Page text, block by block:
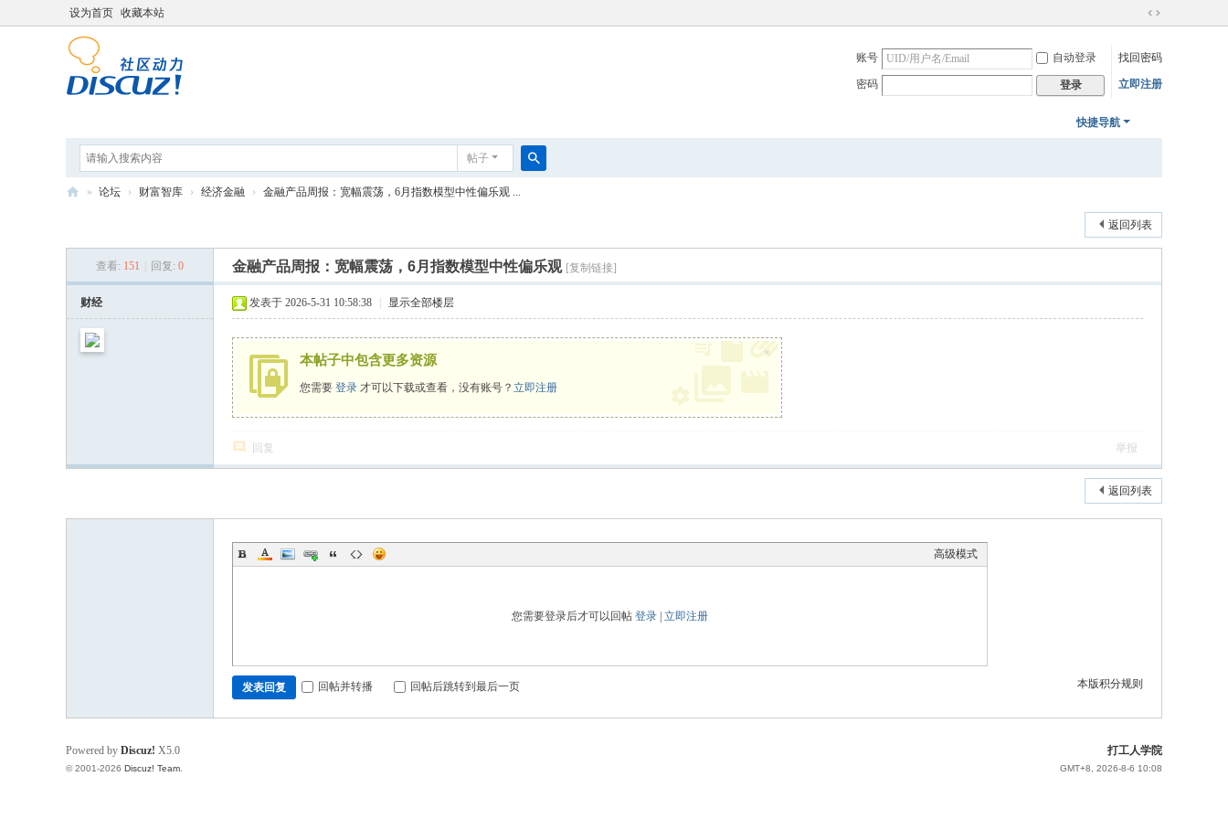
设为首页 收藏本站
切
到
宽
版
账号 自动登录 找回密码
密码 登录 立即注册
快捷导航
帖子
工
» 论坛 › 财富智库 › 经济金融 › 金融产品周报：宽幅震荡，6月指数模型中性偏乐观 ...
返回列表
查看: 151 回复: 0 金融产品周报：宽幅震荡，6月指数模型中性偏乐观 [复制链接]
财经 发表于 2026-5-31 10:58:38 显示全部楼层
本帖子中包含更多资源
您需要 登录 才可以下载或查看，没有账号？ 立即注册
×
回复 举报
返回列表
高级模式
您需要登录后才可以回帖 登录 立即注册
本版积分规则
发表回复 回帖并转播 回帖后跳转到最后一页
打工人学院
GMT+8, 2026-8-6 10:08
Powered by Discuz! X5.0
© 2001-2026 Discuz! Team